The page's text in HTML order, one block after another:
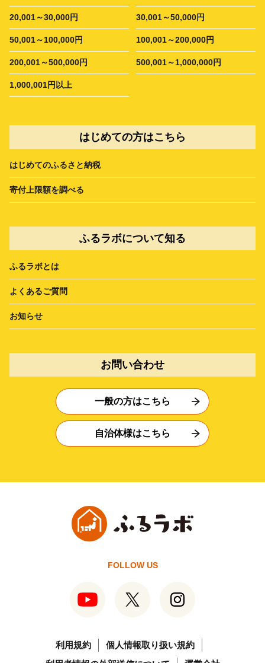
20,001～30,000円 30,001～50,000円
50,001～100,000円 100,001～200,000円
200,001～500,000円 500,001～1,000,000円
1,000,001円以上
はじめての方はこちら
はじめてのふるさと納税
寄付上限額を調べる
ふるラボについて知る
ふるラボとは
よくあるご質問
お知らせ
お問い合わせ
一般の方はこちら
自治体様はこちら
FOLLOW US
利用規約
個人情報取り扱い規約